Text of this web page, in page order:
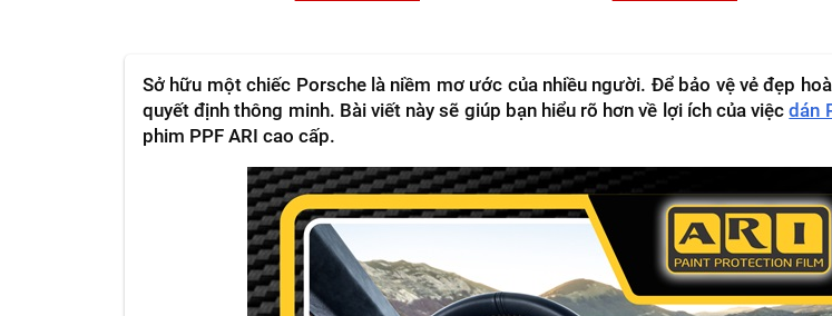
Sở hữu một chiếc Porsche là niềm mơ ước của nhiều người. Để bảo vệ vẻ đẹp
quyết định thông minh. Bài viết này sẽ giúp bạn hiểu rõ hơn về lợi ích của việcdán
phim PPF ARI cao cấp.